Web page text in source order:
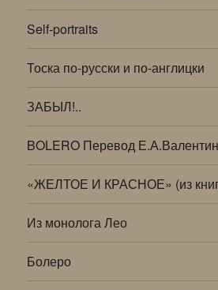
Self-portraits
Тоска по-русски и по-англицки
ЗАБЫЛ!..
BOLERO Перевод
«ЖЕЛТОЕ И КРАСНОЕ» (из
Из монолога Лео
Болеро